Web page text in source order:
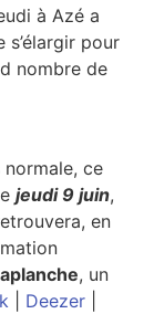
à Azé a
s’élargir pour
nombre de
normale, ce
jeudi9 juin,
en
, un
Deezer